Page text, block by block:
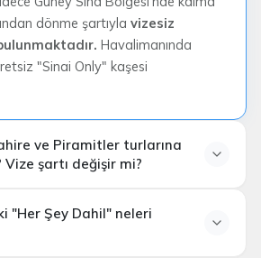
dönme şartıyla vizesiz
Havalimanında
"Sinai Only" kaşesi
ve Piramitler turlarına
şartı değişir mi?
"Her Şey Dahil" neleri